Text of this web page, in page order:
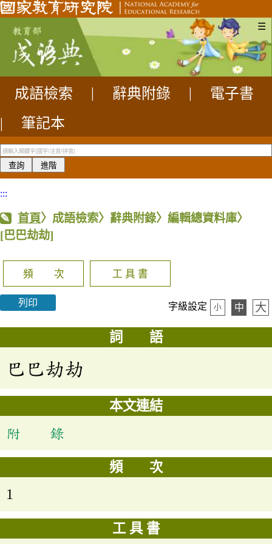
☰
成語檢索 辭典附錄
電子書
|
筆記本
:::
首頁〉成語檢索〉辭典附錄〉編輯總資料庫〉
[巴巴劫劫]
頻 次 工 具 書
列印 字級設定 小 中 大
詞 語
巴巴劫劫
本文連結
附 錄
頻 次
1
工 具 書